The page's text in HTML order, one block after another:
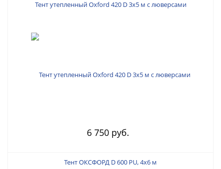
Тент утепленный Oxford 420 D 3х5 м с люверсами
6 750 руб.
Тент ОКСФОРД D 600 PU, 4х6 м